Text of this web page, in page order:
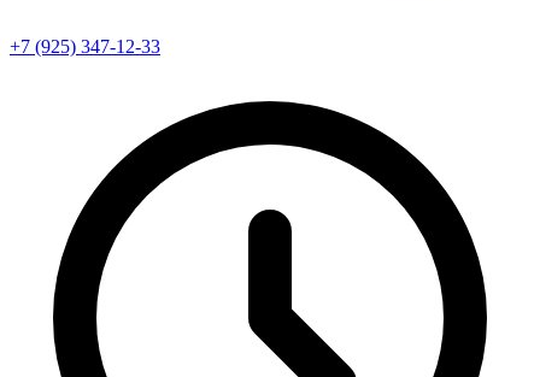
+7 (925) 347-12-33